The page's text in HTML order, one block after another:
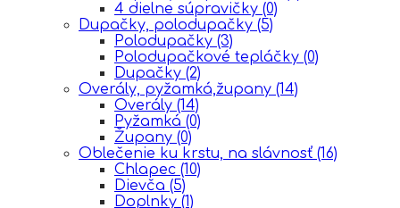
4 dielne súpravičky (0)
Dupačky, polodupačky (5)
Polodupačky (3)
Polodupačkové tepláčky (0)
Dupačky (2)
Overály, pyžamká,župany (14)
Overály (14)
Pyžamká (0)
Župany (0)
Oblečenie ku krstu, na slávnosť (16)
Chlapec (10)
Dievča (5)
Doplnky (1)